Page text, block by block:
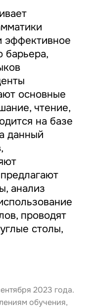
эффективное
барьера,
основные
чтение,
на базе
данный
анализ
проводят
столы,
2023 года.
обучения,